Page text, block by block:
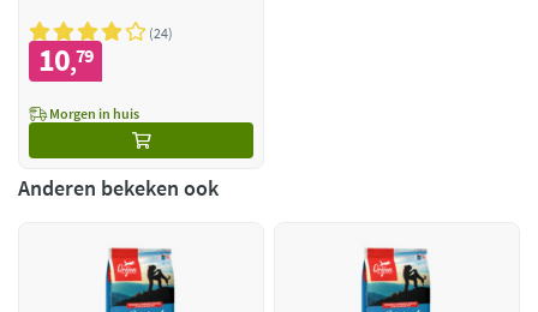
24
10,79
Morgen in huis
Anderen bekeken ook